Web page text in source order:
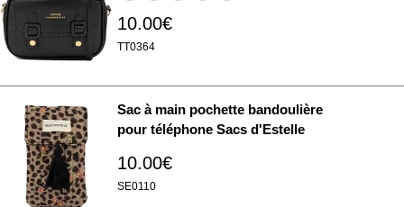
10.00€
TT0364
Sac à main pochette bandoulière
pour téléphone Sacs d'Estelle
10.00€
SE0110